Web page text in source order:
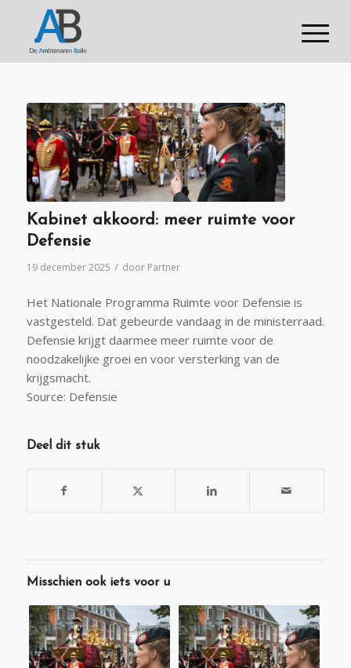
Kabinet akkoord: meer ruimte voor
Defensie
19 december 2025 / door Partner
Het Nationale Programma Ruimte voor Defensie is
vastgesteld. Dat gebeurde vandaag in de ministerraad.
Defensie krijgt daarmee meer ruimte voor de
noodzakelijke groei en voor versterking van de
krijgsmacht.
Source: Defensie
Deel dit stuk
Misschien ook iets voor u